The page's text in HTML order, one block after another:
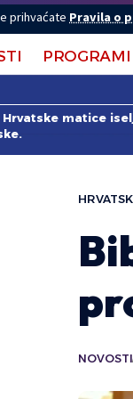
prihvaćate Pravila o
PROGRAMI
Hrvatske matice
NOVOSTI